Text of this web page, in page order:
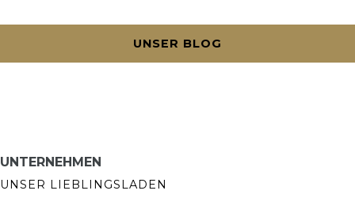
UNSER BLOG
UNTERNEHMEN
UNSER LIEBLINGSLADEN